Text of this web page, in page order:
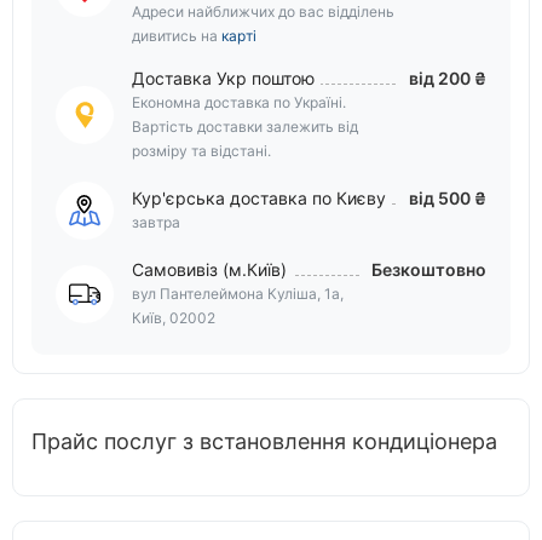
Адреси найближчих до вас відділень
дивитись на карті
Доставка Укр поштою
Економна доставка по Україні.
Вартість доставки залежить від
розміру та відстані.
від 200 ₴
Кур'єрська доставка по Києву
завтра
від 500 ₴
Самовивіз (м.Київ)
вул Пантелеймона Куліша, 1а,
Київ, 02002
Безкоштовно
Прайс послуг з встановлення кондиціонера